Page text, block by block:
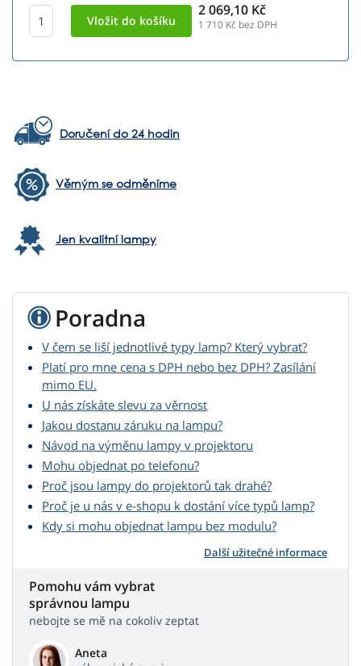
2 069,10 Kč
1 710 Kč bez DPH
Doručení do 24 hodin
Věrným se odměníme
Jen kvalitní lampy
Poradna
V čem se liší jednotlivé typy lamp? Který vybrat?
Platí pro mne cena s DPH nebo bez DPH? Zasílání
mimo EU.
U nás získáte slevu za věrnost
Jakou dostanu záruku na lampu?
Návod na výměnu lampy v projektoru
Mohu objednat po telefonu?
Proč jsou lampy do projektorů tak drahé?
Proč je u nás v e-shopu k dostání více typů lamp?
Kdy si mohu objednat lampu bez modulu?
Další užitečné informace
Pomohu vám vybrat
správnou lampu
nebojte se mě na cokoliv zeptat
Aneta